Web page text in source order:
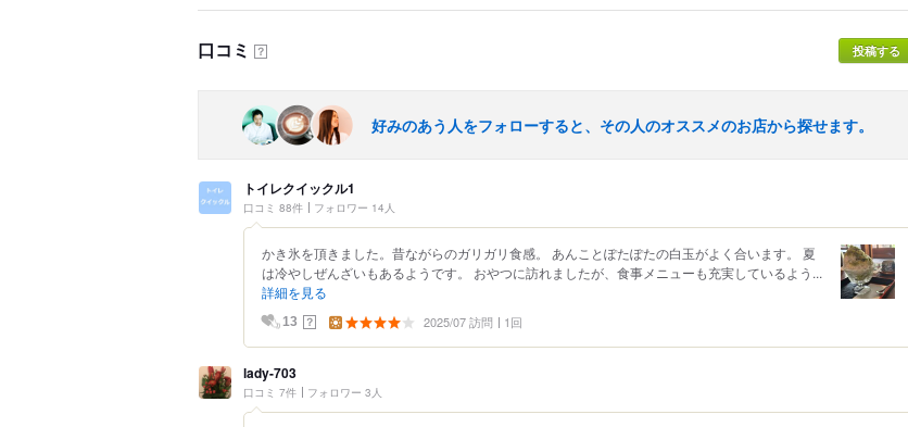
口コミ ？ 投稿する
好みのあう人をフォローすると、その人のオススメのお店から探せます。
トイレクイックル1
口コミ 88件 フォロワー 14人
かき氷を頂きました。昔ながらのガリガリ食感。 あんことぽたぽたの白玉がよく合います。 夏
は冷やしぜんざいもあるようです。 おやつに訪れましたが、食事メニューも充実しているよう...
詳細を見る
13 ？ 2025/07 訪問 1回
lady-703
口コミ 7件 フォロワー 3人